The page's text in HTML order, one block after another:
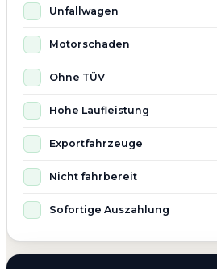
Unfallwagen
Motorschaden
Ohne TÜV
Hohe Laufleistung
Exportfahrzeuge
Nicht fahrbereit
Sofortige Auszahlung